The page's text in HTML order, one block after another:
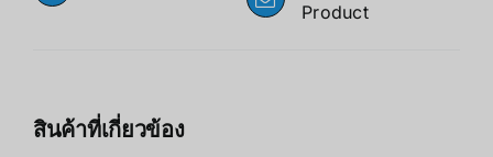
Product
สินค้าที่เกี่ยวข้อง